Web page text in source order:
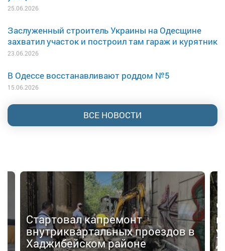
25.06.2026
Заслуженный строитель Украины на Одесщине
захватил участок и построил там гараж и курятник
23.06.2026
В Одессе восстанавливают роддом №5
15.06.2026
ВСЕ НОВОСТИ
Стартовал капремонт
внутриквартальных проездов в
Хаджибейском районе